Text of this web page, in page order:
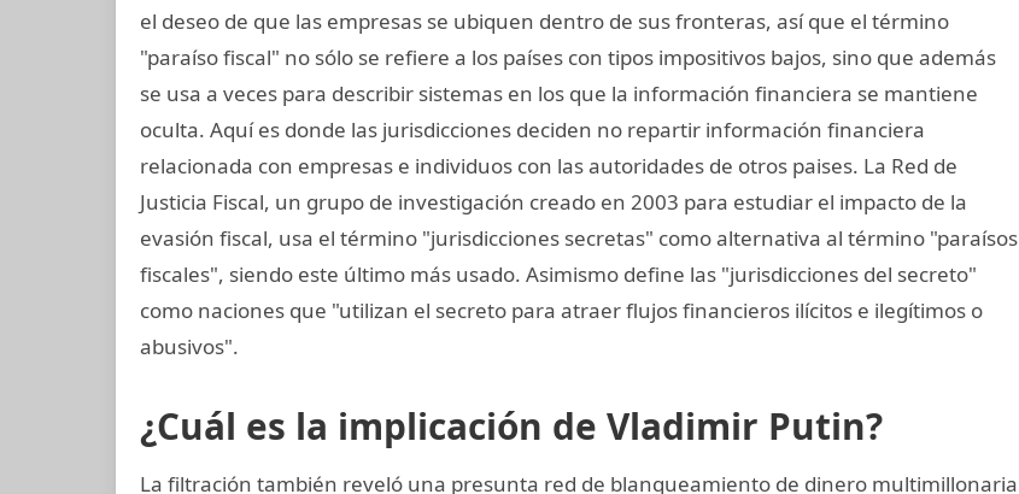
el deseo de que las empresas se ubiquen dentro de sus fronteras, así que el término
"paraíso fiscal" no sólo se refiere a los países con tipos impositivos bajos, sino que además
se usa a veces para describir sistemas en los que la información financiera se mantiene
oculta. Aquí es donde las jurisdicciones deciden no repartir información financiera
relacionada con empresas e individuos con las autoridades de otros paises. La Red de
Justicia Fiscal, un grupo de investigación creado en 2003 para estudiar el impacto de la
evasión fiscal, usa el término "jurisdicciones secretas" como alternativa al término "paraísos
fiscales", siendo este último más usado. Asimismo define las "jurisdicciones del secreto"
como naciones que "utilizan el secreto para atraer flujos financieros ilícitos e ilegítimos o
abusivos".
¿Cuál es la implicación de Vladimir Putin?
La filtración también reveló una presunta red de blanqueamiento de dinero multimillonaria